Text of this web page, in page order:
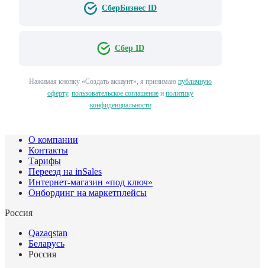
СберБизнес ID
Сбер ID
Нажимая кнопку «Создать аккаунт», я принимаю публичную
оферту, пользовательское соглашение и политику
конфиденциальности
О компании
Контакты
Тарифы
Переезд на inSales
Интернет-магазин «под ключ»
Онбординг на маркетплейсы
Россия
Qazaqstan
Беларусь
Россия